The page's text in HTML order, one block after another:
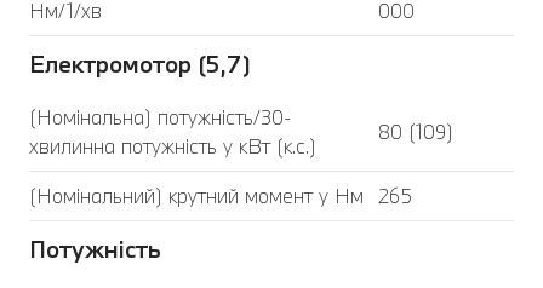
Нм/1/хв
000
Електромотор (5,7)
(Номінальна) потужність/30-
хвилинна потужність у кВт (к.с.)
80 (109)
(Номінальний) крутний момент у Нм 265
Потужність